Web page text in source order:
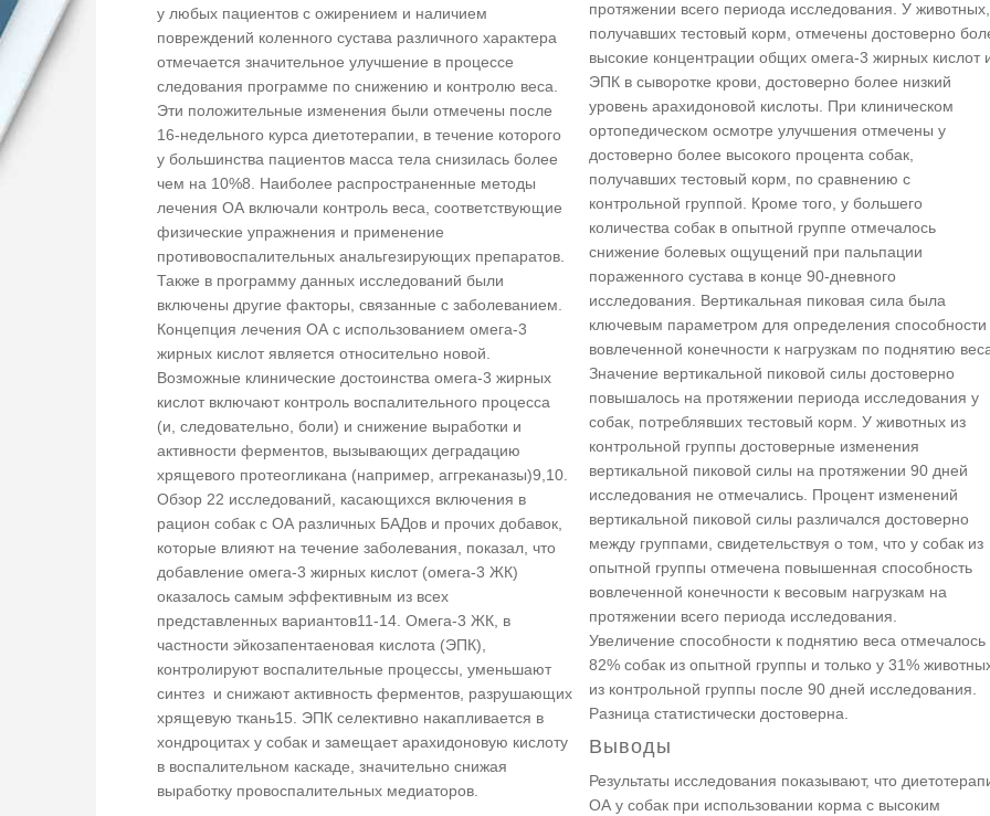
у любых пациентов с ожирением и наличием
повреждений коленного сустава различного характера
отмечается значительное улучшение в процессе
следования программе по снижению и контролю веса.
Эти положительные изменения были отмечены после
16-недельного курса диетотерапии, в течение которого
у большинства пациентов масса тела снизилась более
чем на 10%8. Наиболее распространенные методы
лечения ОА включали контроль веса, соответствующие
физические упражнения и применение
противовоспалительных анальгезирующих препаратов.
Также в программу данных исследований были
включены другие факторы, связанные с заболеванием.
Концепция лечения ОА с использованием омега-3
жирных кислот является относительно новой.
Возможные клинические достоинства омега-3 жирных
кислот включают контроль воспалительного процесса
(и, следовательно, боли) и снижение выработки и
активности ферментов, вызывающих деградацию
хрящевого протеогликана (например, аггреканазы)9,10.
Обзор 22 исследований, касающихся включения в
рацион собак с ОА различных БАДов и прочих добавок,
которые влияют на течение заболевания, показал, что
добавление омега-3 жирных кислот (омега-3 ЖК)
оказалось самым эффективным из всех
представленных вариантов11-14. Омега-3 ЖК, в
частности эйкозапентаеновая кислота (ЭПК),
контролируют воспалительные процессы, уменьшают
синтез и снижают активность ферментов, разрушающих
хрящевую ткань15. ЭПК селективно накапливается в
хондроцитах у собак и замещает арахидоновую кислоту
в воспалительном каскаде, значительно снижая
выработку провоспалительных медиаторов.
протяжении всего периода исследования. У животных,
получавших тестовый корм, отмечены достоверно
высокие концентрации общих омега-3 жирных кислот
ЭПК в сыворотке крови, достоверно более низкий
уровень арахидоновой кислоты. При клиническом
ортопедическом осмотре улучшения отмечены у
достоверно более высокого процента собак,
получавших тестовый корм, по сравнению с
контрольной группой. Кроме того, у большего
количества собак в опытной группе отмечалось
снижение болевых ощущений при пальпации
пораженного сустава в конце 90-дневного
исследования. Вертикальная пиковая сила была
ключевым параметром для определения способности
вовлеченной конечности к нагрузкам по поднятию
Значение вертикальной пиковой силы достоверно
повышалось на протяжении периода исследования у
собак, потреблявших тестовый корм. У животных из
контрольной группы достоверные изменения
вертикальной пиковой силы на протяжении 90 дней
исследования не отмечались. Процент изменений
вертикальной пиковой силы различался достоверно
между группами, свидетельствуя о том, что у собак из
опытной группы отмечена повышенная способность
вовлеченной конечности к весовым нагрузкам на
протяжении всего периода исследования.
Увеличение способности к поднятию веса отмечалось
82% собак из опытной группы и только у 31%
из контрольной группы после 90 дней исследования.
Разница статистически достоверна.
Выводы
Результаты исследования показывают, что
ОА у собак при использовании корма с высоким